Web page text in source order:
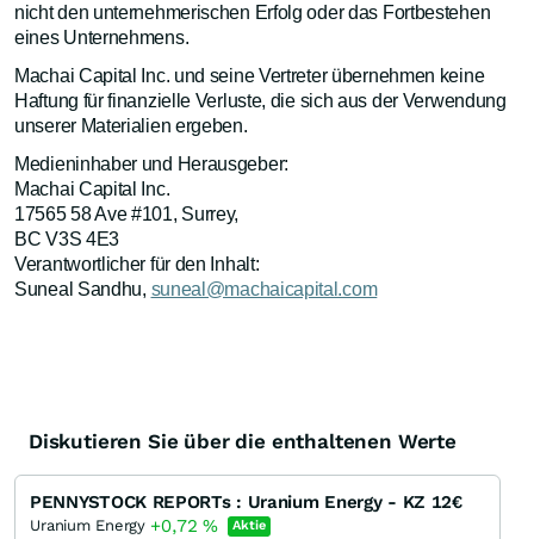
nicht den unternehmerischen Erfolg oder das Fortbestehen
eines Unternehmens.
Machai Capital Inc. und seine Vertreter übernehmen keine
Haftung für finanzielle Verluste, die sich aus der Verwendung
unserer Materialien ergeben.
Medieninhaber und Herausgeber:
Machai Capital Inc.
17565 58 Ave #101, Surrey,
BC V3S 4E3
Verantwortlicher für den Inhalt:
Suneal Sandhu, suneal@machaicapital.com
Diskutieren Sie über die enthaltenen Werte
PENNYSTOCK REPORTs : Uranium Energy - KZ 12€
Uranium Energy +0,72% Aktie